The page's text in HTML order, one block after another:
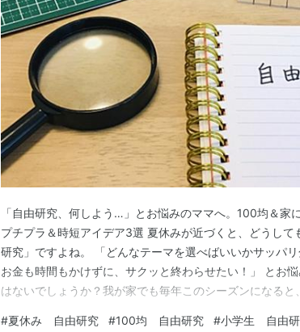
「自由研究、何しよう…」とお悩みのママへ。100均＆家
プチプラ＆時短アイデア3選 夏休みが近づくと、どうして
研究」ですよね。 「どんなテーマを選べばいいかサッパ
お金も時間もかけずに、サクッと終わらせたい！」 とお
はないでしょうか？我が家でも毎年このシーズンになると
#夏休み 自由研究 #100均 自由研究 #小学生 自由